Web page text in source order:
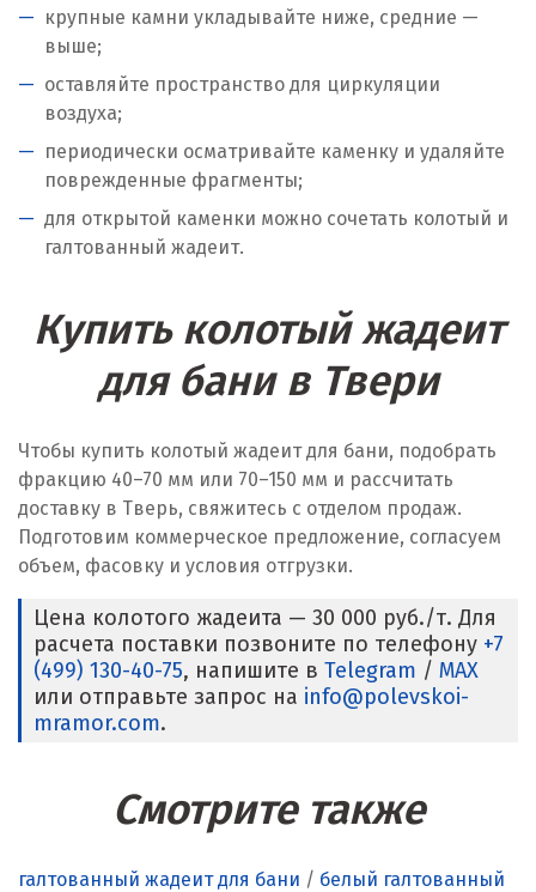
крупные камни укладывайте ниже, средние —
выше;
оставляйте пространство для циркуляции
воздуха;
периодически осматривайте каменку и удаляйте
поврежденные фрагменты;
для открытой каменки можно сочетать колотый и
галтованный жадеит.
Купить колотый жадеит
для бани в Твери
Чтобы купить колотый жадеит для бани, подобрать
фракцию 40–70 мм или 70–150 мм и рассчитать
доставку в Тверь, свяжитесь с отделом продаж.
Подготовим коммерческое предложение, согласуем
объем, фасовку и условия отгрузки.
Цена колотого жадеита — 30 000 руб./т. Для
расчета поставки позвоните по телефону +7
(499) 130-40-75, напишите в Telegram / MAX
или отправьте запрос на info@polevskoi-
mramor.com.
Смотрите также
галтованный жадеит для бани / белый галтованный